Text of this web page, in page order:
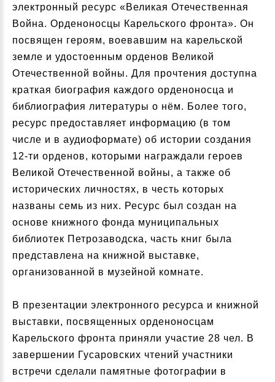
электронный ресурс «Великая Отечественная
Война. Орденоносцы Карельского фронта». Он
посвящен героям, воевавшим на карельской
земле и удостоенным орденов Великой
Отечественной войны. Для прочтения доступна
краткая биография каждого орденоносца и
библиография литературы о нём. Более того,
ресурс предоставляет информацию (в том
числе и в аудиоформате) об истории создания
12-ти орденов, которыми награждали героев
Великой Отечественной войны, а также об
исторических личностях, в честь которых
названы семь из них. Ресурс был создан на
основе книжного фонда муниципальных
библиотек Петрозаводска, часть книг была
представлена на книжной выставке,
организованной в музейной комнате.
В презентации электронного ресурса и книжной
выставки, посвященных орденоносцам
Карельского фронта приняли участие 28 чел. В
завершении Гусаровских чтений участники
встречи сделали памятные фотографии в